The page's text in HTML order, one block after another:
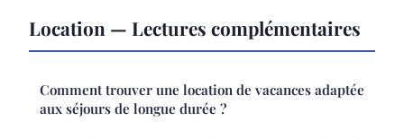
Location — Lectures complémentaires
Comment trouver une location de vacances adaptée
aux séjours de longue durée ?